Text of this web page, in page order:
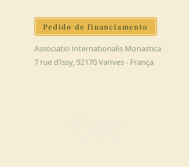
Pedido de financiamento
Associatio Internationalis Monastica
7 rue d’Issy, 92170 Vanves - França